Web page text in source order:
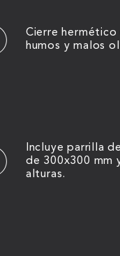
Cierre
humos y malos
Incluye parrilla
de 300x300 mm
alturas.